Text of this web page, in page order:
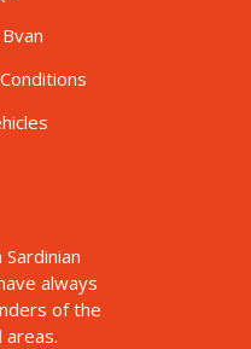
always
of the
areas.